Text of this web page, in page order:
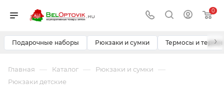
0
Подарочные наборы Рюкзаки и сумки Термосы и ›
Главная — Каталог — Рюкзаки и сумки —
Рюкзаки детские